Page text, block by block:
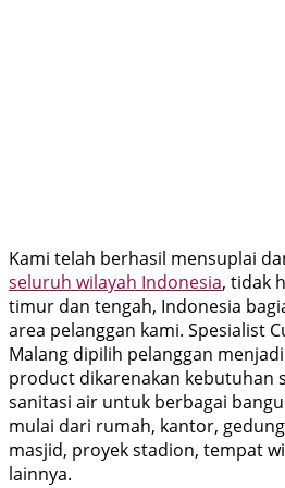
Kami telah berhasil mensuplai
seluruh wilayah Indonesia, tidak
timur dan tengah, Indonesia
area pelanggan kami. Spesialist
Malang dipilih pelanggan
product dikarenakan kebutuhan
sanitasi air untuk berbagai
mulai dari rumah, kantor,
masjid, proyek stadion, tempat
lainnya.